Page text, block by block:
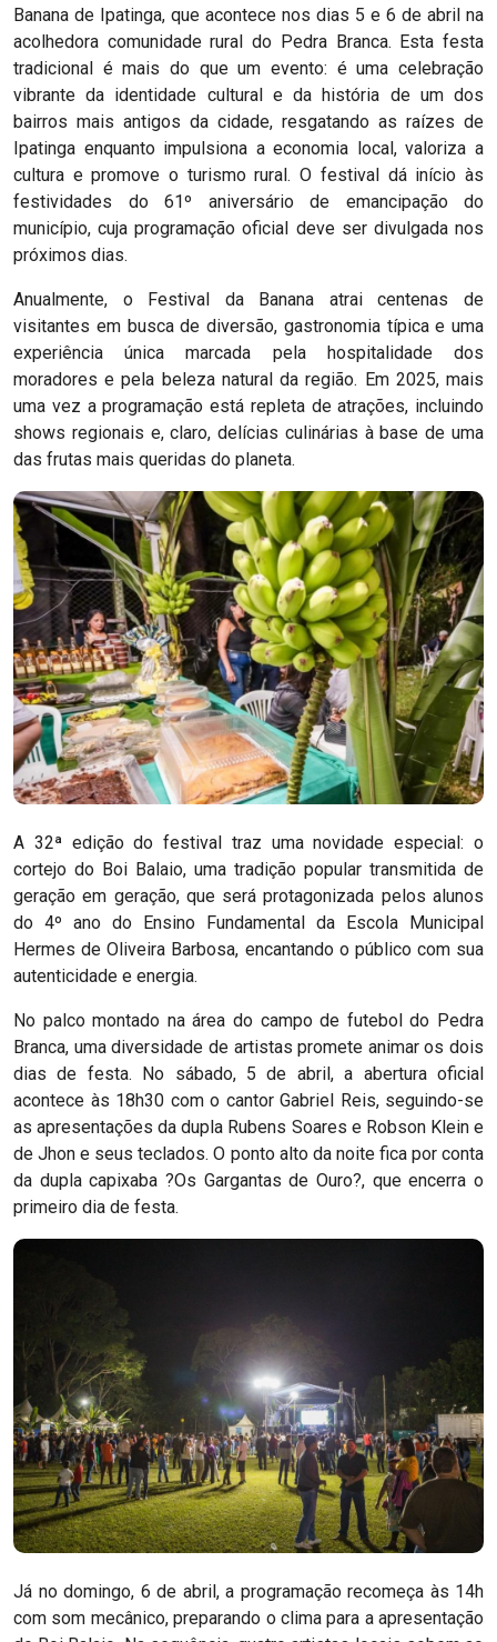
Banana de Ipatinga, que acontece nos dias 5 e 6 de abril na
acolhedora comunidade rural do Pedra Branca. Esta festa
tradicional é mais do que um evento: é uma celebração
vibrante da identidade cultural e da história de um dos
bairros mais antigos da cidade, resgatando as raízes de
Ipatinga enquanto impulsiona a economia local, valoriza a
cultura e promove o turismo rural. O festival dá início às
festividades do 61º aniversário de emancipação do
município, cuja programação oficial deve ser divulgada nos
próximos dias.
Anualmente, o Festival da Banana atrai centenas de
visitantes em busca de diversão, gastronomia típica e uma
experiência única marcada pela hospitalidade dos
moradores e pela beleza natural da região. Em 2025, mais
uma vez a programação está repleta de atrações, incluindo
shows regionais e, claro, delícias culinárias à base de uma
das frutas mais queridas do planeta.
A 32ª edição do festival traz uma novidade especial: o
cortejo do Boi Balaio, uma tradição popular transmitida de
geração em geração, que será protagonizada pelos alunos
do 4º ano do Ensino Fundamental da Escola Municipal
Hermes de Oliveira Barbosa, encantando o público com sua
autenticidade e energia.
No palco montado na área do campo de futebol do Pedra
Branca, uma diversidade de artistas promete animar os dois
dias de festa. No sábado, 5 de abril, a abertura oficial
acontece às 18h30 com o cantor Gabriel Reis, seguindo-se
as apresentações da dupla Rubens Soares e Robson Klein e
de Jhon e seus teclados. O ponto alto da noite fica por conta
da dupla capixaba ?Os Gargantas de Ouro?, que encerra o
primeiro dia de festa.
Já no domingo, 6 de abril, a programação recomeça às 14h
com som mecânico, preparando o clima para a apresentação